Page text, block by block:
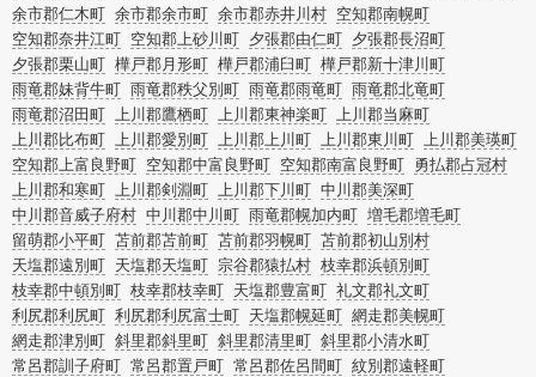
余市郡仁木町 余市郡余市町 余市郡赤井川村 空知郡南幌町
空知郡奈井江町 空知郡上砂川町 夕張郡由仁町 夕張郡長沼町
夕張郡栗山町 樺戸郡月形町 樺戸郡浦臼町 樺戸郡新十津川町
雨竜郡妹背牛町 雨竜郡秩父別町 雨竜郡雨竜町 雨竜郡北竜町
雨竜郡沼田町 上川郡鷹栖町 上川郡東神楽町 上川郡当麻町
上川郡比布町 上川郡愛別町 上川郡上川町 上川郡東川町 上川郡美瑛町
空知郡上富良野町 空知郡中富良野町 空知郡南富良野町 勇払郡占冠村
上川郡和寒町 上川郡剣淵町 上川郡下川町 中川郡美深町
中川郡音威子府村 中川郡中川町 雨竜郡幌加内町 増毛郡増毛町
留萌郡小平町 苫前郡苫前町 苫前郡羽幌町 苫前郡初山別村
天塩郡遠別町 天塩郡天塩町 宗谷郡猿払村 枝幸郡浜頓別町
枝幸郡中頓別町 枝幸郡枝幸町 天塩郡豊富町 礼文郡礼文町
利尻郡利尻町 利尻郡利尻富士町 天塩郡幌延町 網走郡美幌町
網走郡津別町 斜里郡斜里町 斜里郡清里町 斜里郡小清水町
常呂郡訓子府町 常呂郡置戸町 常呂郡佐呂間町 紋別郡遠軽町